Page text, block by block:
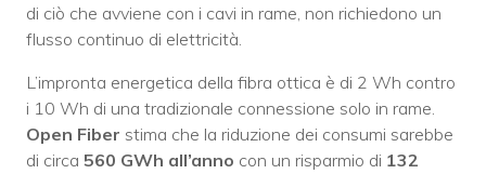
di ciò che avviene con i cavi in rame, non richiedono un
flusso continuo di elettricità.
L’impronta energetica della fibra ottica è di 2 Wh contro
i 10 Wh di una tradizionale connessione solo in rame.
Open Fiber stima che la riduzione dei consumi sarebbe
di circa 560 GWh all’anno con un risparmio di 132